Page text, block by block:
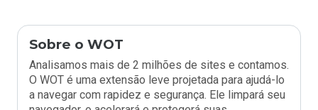
Sobre o WOT
Analisamos mais de 2 milhões de sites e contamos.
O WOT é uma extensão leve projetada para ajudá-lo
a navegar com rapidez e segurança. Ele limpará seu